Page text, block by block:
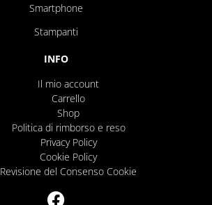
Smartphone
Stampanti
INFO
Il mio account
Carrello
Shop
Politica di rimborso e reso
Privacy Policy
Cookie Policy
Revisione del Consenso Cookie